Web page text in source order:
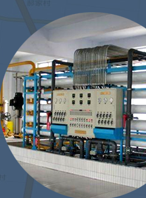
GCPZ-10直线灌装机